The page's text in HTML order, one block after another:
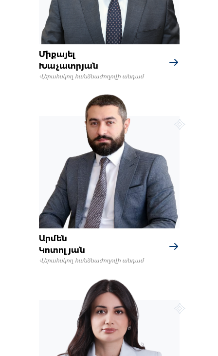
Միքայել
Խաչատրյան
Վերահսկող հանձնաժողովի անդամ
Արմեն
Կոտոլյան
Վերահսկող հանձնաժողովի անդամ